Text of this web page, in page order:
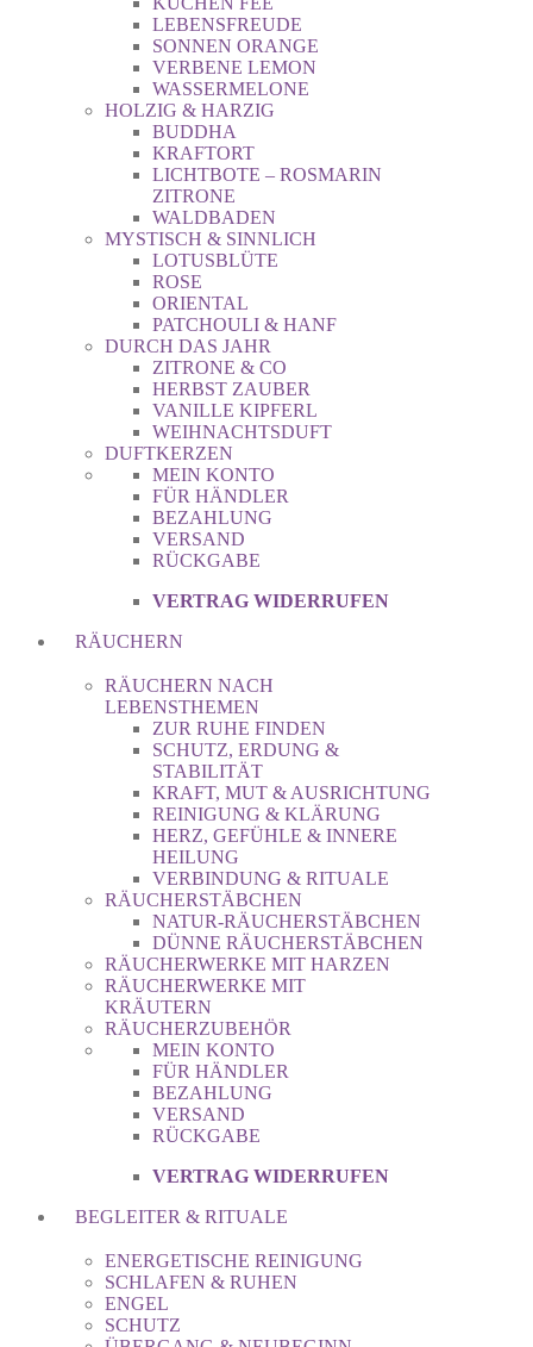
LEBENSFREUDE
SONNEN ORANGE
VERBENE LEMON
WASSERMELONE
HOLZIG & HARZIG
BUDDHA
KRAFTORT
LICHTBOTE – ROSMARIN
ZITRONE
WALDBADEN
MYSTISCH & SINNLICH
LOTUSBLÜTE
ROSE
ORIENTAL
PATCHOULI & HANF
DURCH DAS JAHR
ZITRONE & CO
HERBST ZAUBER
VANILLE KIPFERL
WEIHNACHTSDUFT
DUFTKERZEN
MEIN KONTO
FÜR HÄNDLER
BEZAHLUNG
VERSAND
RÜCKGABE
VERTRAG WIDERRUFEN
RÄUCHERN
RÄUCHERN NACH
LEBENSTHEMEN
ZUR RUHE FINDEN
SCHUTZ, ERDUNG &
STABILITÄT
KRAFT, MUT & AUSRICHTUNG
REINIGUNG & KLÄRUNG
HERZ, GEFÜHLE & INNERE
HEILUNG
VERBINDUNG & RITUALE
RÄUCHERSTÄBCHEN
NATUR-RÄUCHERSTÄBCHEN
DÜNNE RÄUCHERSTÄBCHEN
RÄUCHERWERKE MIT HARZEN
RÄUCHERWERKE MIT
KRÄUTERN
RÄUCHERZUBEHÖR
MEIN KONTO
FÜR HÄNDLER
BEZAHLUNG
VERSAND
RÜCKGABE
VERTRAG WIDERRUFEN
BEGLEITER & RITUALE
ENERGETISCHE REINIGUNG
SCHLAFEN & RUHEN
ENGEL
SCHUTZ